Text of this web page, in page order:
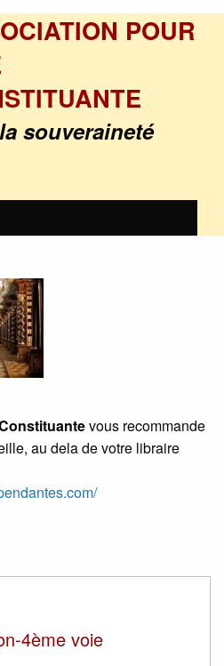
POUR
souveraineté
vous recommande
au dela de votre libraire
4ème voie